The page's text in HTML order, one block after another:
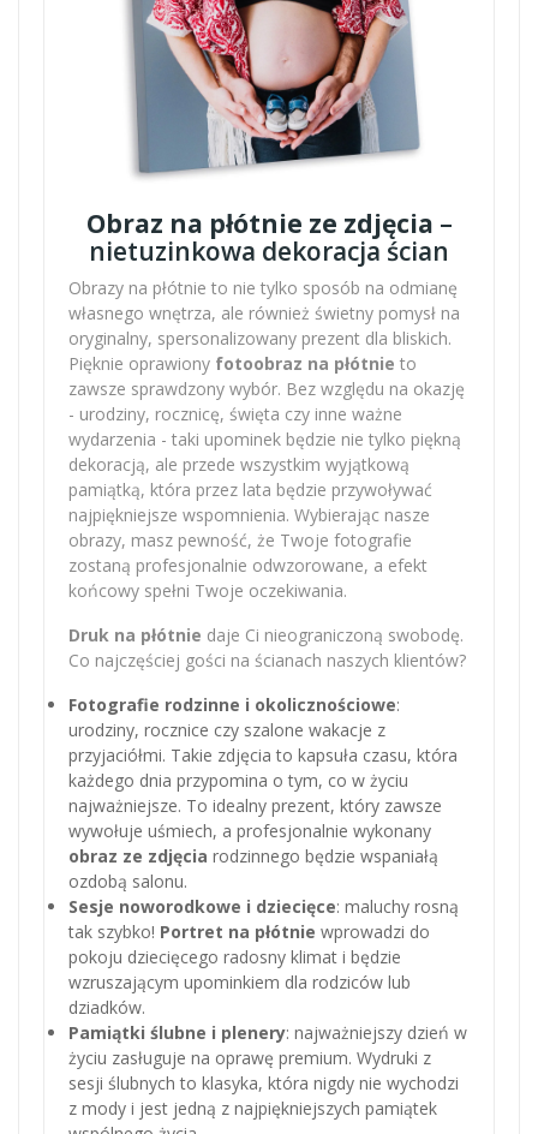
Obraz na płótnie ze zdjęcia –
nietuzinkowa dekoracja ścian
Obrazy na płótnie to nie tylko sposób na odmianę
własnego wnętrza, ale również świetny pomysł na
oryginalny, spersonalizowany prezent dla bliskich.
Pięknie oprawiony fotoobraz na płótnie to
zawsze sprawdzony wybór. Bez względu na okazję
- urodziny, rocznicę, święta czy inne ważne
wydarzenia - taki upominek będzie nie tylko piękną
dekoracją, ale przede wszystkim wyjątkową
pamiątką, która przez lata będzie przywoływać
najpiękniejsze wspomnienia. Wybierając nasze
obrazy, masz pewność, że Twoje fotografie
zostaną profesjonalnie odwzorowane, a efekt
końcowy spełni Twoje oczekiwania.
Druk na płótnie daje Ci nieograniczoną swobodę.
Co najczęściej gości na ścianach naszych klientów?
Fotografie rodzinne i okolicznościowe:
urodziny, rocznice czy szalone wakacje z
przyjaciółmi. Takie zdjęcia to kapsuła czasu, która
każdego dnia przypomina o tym, co w życiu
najważniejsze. To idealny prezent, który zawsze
wywołuje uśmiech, a profesjonalnie wykonany
obraz ze zdjęcia rodzinnego będzie wspaniałą
ozdobą salonu.
Sesje noworodkowe i dziecięce: maluchy rosną
tak szybko! Portret na płótnie wprowadzi do
pokoju dziecięcego radosny klimat i będzie
wzruszającym upominkiem dla rodziców lub
dziadków.
Pamiątki ślubne i plenery: najważniejszy dzień w
życiu zasługuje na oprawę premium. Wydruki z
sesji ślubnych to klasyka, która nigdy nie wychodzi
z mody i jest jedną z najpiękniejszych pamiątek